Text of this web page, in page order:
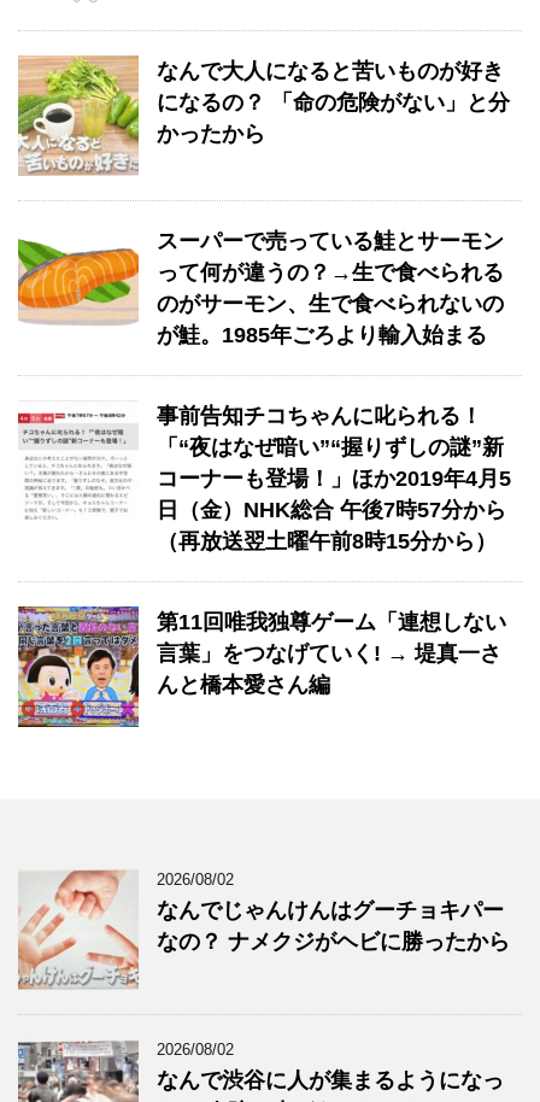
なんで大人になると苦いものが好き
になるの？ 「命の危険がない」と分
かったから
スーパーで売っている鮭とサーモン
って何が違うの？→生で食べられる
のがサーモン、生で食べられないの
が鮭。1985年ごろより輸入始まる
事前告知チコちゃんに叱られる！
「“夜はなぜ暗い”“握りずしの謎”新
コーナーも登場！」ほか2019年4月5
日（金）NHK総合 午後7時57分から
（再放送翌土曜午前8時15分から）
第11回唯我独尊ゲーム「連想しない
言葉」をつなげていく! → 堤真一さ
んと橋本愛さん編
2026/08/02
なんでじゃんけんはグーチョキパー
なの？ ナメクジがヘビに勝ったから
2026/08/02
なんで渋谷に人が集まるようになっ